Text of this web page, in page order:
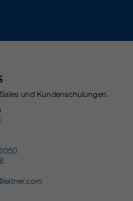
und Kundenschulungen.